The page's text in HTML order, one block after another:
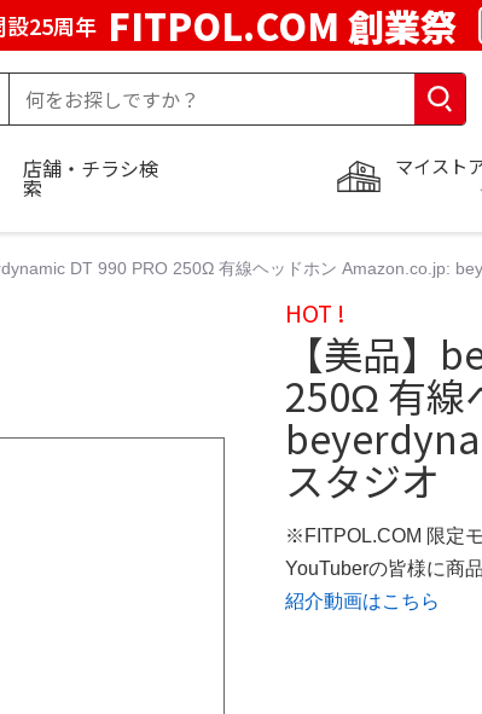
設25周年 FITPOL.COM 創業祭
マイスト
店舗・チラシ検
索
DT 990 PRO 250Ω 有線ヘッドホン Amazon.co.jp:
HOT !
【美品】
250Ω 有線
スタジオ
※FITPOL.COM 限定
YouTuberの皆様に商
紹介動画はこちら